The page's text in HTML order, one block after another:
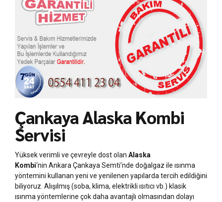
Çankaya Alaska Kombi
Servisi
Yüksek verimli ve çevreyle dost olan Alaska
Kombi‘nin Ankara Çankaya Semti’nde doğalgaz ile ısınma
yöntemini kullanan yeni ve yenilenen yapılarda tercih edildiğini
biliyoruz. Alışılmış (soba, klima, elektrikli ısıtıcı vb.) klasik
ısınma yöntemlerine çok daha avantajlı olmasından dolayı